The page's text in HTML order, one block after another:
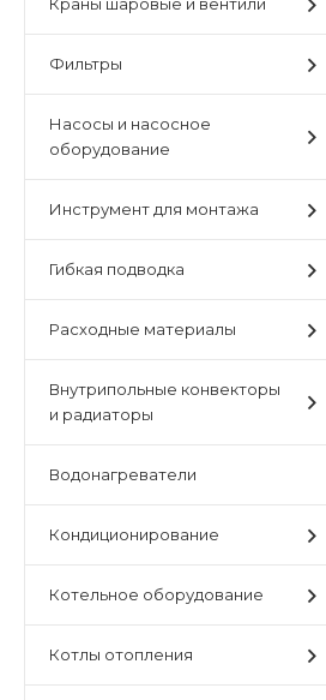
Фильтры
Насосы и насосное
оборудование
Инструмент для монтажа
Гибкая подводка
Расходные материалы
Внутрипольные конвекторы
и радиаторы
Водонагреватели
Кондиционирование
Котельное оборудование
Котлы отопления